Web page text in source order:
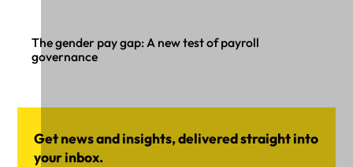
The gender pay gap: A new test of payroll
governance
Get news and insights, delivered straight into
your inbox.